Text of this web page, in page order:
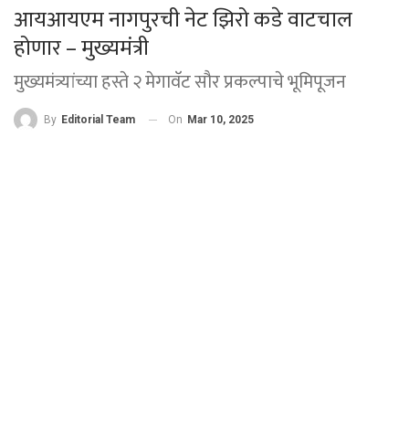
आयआयएम नागपुरची नेट झिरो कडे वाटचाल
होणार – मुख्यमंत्री
मुख्यमंत्र्यांच्या हस्ते २ मेगावॅट सौर प्रकल्पाचे भूमिपूजन
By Editorial Team On Mar 10, 2025